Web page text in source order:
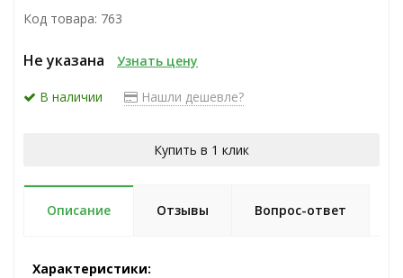
Код товара: 763
Не указана Узнать цену
В наличии Нашли дешевле?
Купить в 1 клик
Описание Отзывы Вопрос-ответ
Характеристики: